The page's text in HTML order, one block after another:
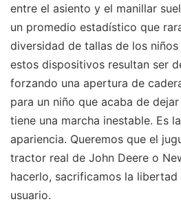
entre el asiento y el manillar
un promedio estadístico que
diversidad de tallas de los
estos dispositivos resultan ser
forzando una apertura de
para un niño que acaba de
tiene una marcha inestable. Es
apariencia. Queremos que el
tractor real de John Deere o
hacerlo, sacrificamos la
usuario.